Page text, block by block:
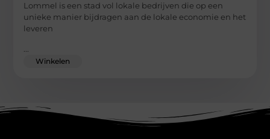
Lommel is een stad vol lokale bedrijven die op een
unieke manier bijdragen aan de lokale economie en het
leveren
Winkelen